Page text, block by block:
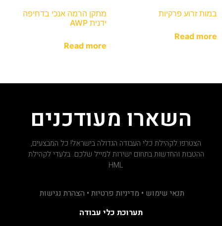
במות זרוע פרקיות
Read more
מתקן הרמה אנכי בדחיפה
ידנית AWP
Read more
השארו מעודכנים
הצטרפו לקהילת כלי העבודה הגדולה בישראל! כל המבצעים,
ההטבות והחדשות בתחום ישירות למייל שלכם. בלעדי לקהילת
HML
תנאי שימוש • מדיניות פרטיות • הצהרת נגישות
תערוכת כלי עבודה